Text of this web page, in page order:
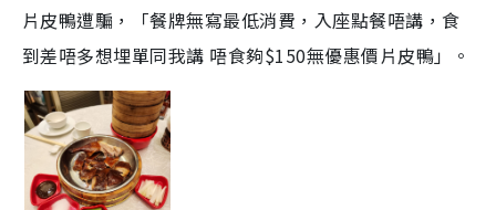
片皮鴨遭騙，「餐牌無寫最低消費，入座點餐唔講，食
到差唔多想埋單同我講 唔食夠$150無優惠價片皮鴨」。